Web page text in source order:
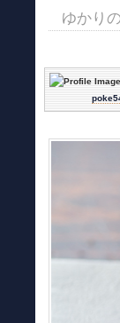
ゆかり